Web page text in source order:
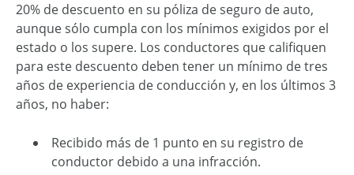
20% de descuento en su póliza de seguro de auto,
aunque sólo cumpla con los mínimos exigidos por el
estado o los supere. Los conductores que califiquen
para este descuento deben tener un mínimo de tres
años de experiencia de conducción y, en los últimos 3
años, no haber:
Recibido más de 1 punto en su registro de
conductor debido a una infracción.